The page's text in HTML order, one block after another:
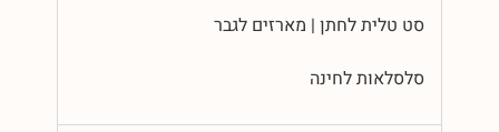
סט טלית לחתן | מארזים לגבר
סלסלאות לחינה